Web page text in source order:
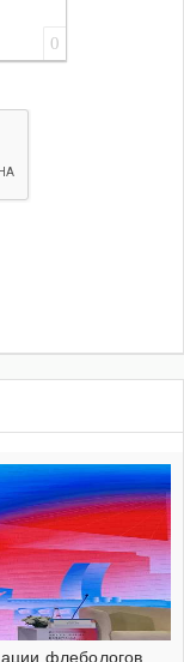
0
флебологов